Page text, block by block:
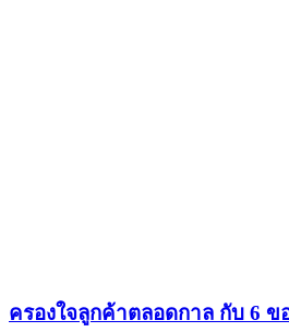
ครองใจลูกค้าตลอดกาล กับ 6 ข